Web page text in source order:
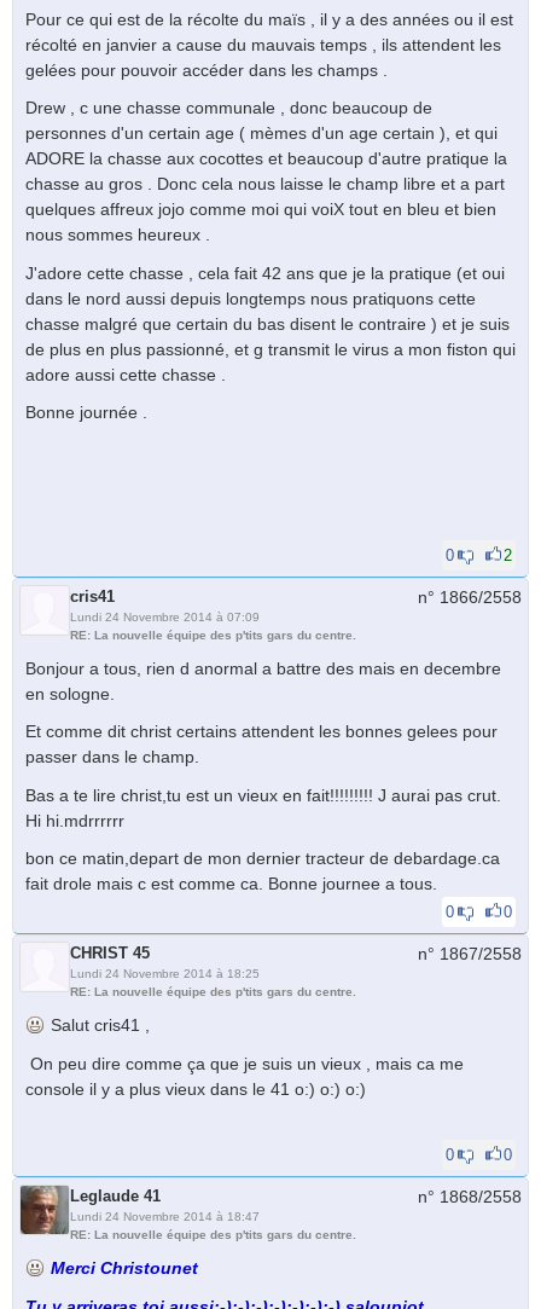
Pour ce qui est de la récolte du maïs , il y a des années ou il est
récolté en janvier a cause du mauvais temps , ils attendent les
gelées pour pouvoir accéder dans les champs .
Drew , c une chasse communale , donc beaucoup de
personnes d'un certain age ( mèmes d'un age certain ), et qui
ADORE la chasse aux cocottes et beaucoup d'autre pratique la
chasse au gros . Donc cela nous laisse le champ libre et a part
quelques affreux jojo comme moi qui voiX tout en bleu et bien
nous sommes heureux .
J'adore cette chasse , cela fait 42 ans que je la pratique (et oui
dans le nord aussi depuis longtemps nous pratiquons cette
chasse malgré que certain du bas disent le contraire ) et je suis
de plus en plus passionné, et g transmit le virus a mon fiston qui
adore aussi cette chasse .
Bonne journée .
0 2
cris41
Lundi 24 Novembre 2014 à 07:09
RE: La nouvelle équipe des p'tits gars du centre.
n° 1866/2558
Bonjour a tous, rien d anormal a battre des mais en decembre
en sologne.
Et comme dit christ certains attendent les bonnes gelees pour
passer dans le champ.
Bas a te lire christ,tu est un vieux en fait!!!!!!!!! J aurai pas crut.
Hi hi.mdrrrrrr
bon ce matin,depart de mon dernier tracteur de debardage.ca
fait drole mais c est comme ca. Bonne journee a tous.
0 0
CHRIST 45
Lundi 24 Novembre 2014 à 18:25
RE: La nouvelle équipe des p'tits gars du centre.
n° 1867/2558
Salut cris41 ,
On peu dire comme ça que je suis un vieux , mais ca me
console il y a plus vieux dans le 41 o:) o:) o:)
0 0
Leglaude 41
Lundi 24 Novembre 2014 à 18:47
RE: La nouvelle équipe des p'tits gars du centre.
n° 1868/2558
Merci Christounet